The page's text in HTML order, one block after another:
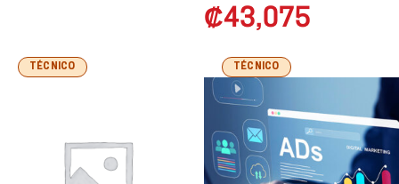
₡43,075
TÉCNICO TÉCNICO